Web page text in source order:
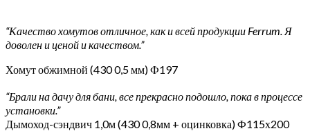
“Качество хомутов отличное, как и всей продукции Ferrum. Я
доволен и ценой и качеством.”
Хомут обжимной (430 0,5 мм) Ф197
“Брали на дачу для бани, все прекрасно подошло, пока в процессе
установки.”
Дымоход-сэндвич 1,0м (430 0,8мм + оцинковка) Ф115х200